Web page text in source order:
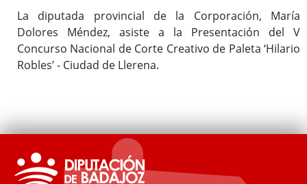
La diputada provincial de la Corporación, María
Dolores Méndez, asiste a la Presentación del V
Concurso Nacional de Corte Creativo de Paleta ‘Hilario
Robles’ - Ciudad de Llerena.